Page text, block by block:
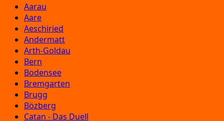
Aarau
Aare
Aeschiried
Andermatt
Arth-Goldau
Bern
Bodensee
Bremgarten
Brugg
Bözberg
Catan - Das Duell